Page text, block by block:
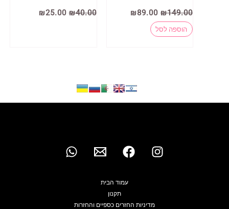
₪149.00
המחיר
המקורי
היה:
₪149.00.
₪89.00
הוספה לסל
₪40.00
המחיר
המקורי
₪25.00
עמוד הבית
תקנון
מדיניות החזרים כספיים והחזרות